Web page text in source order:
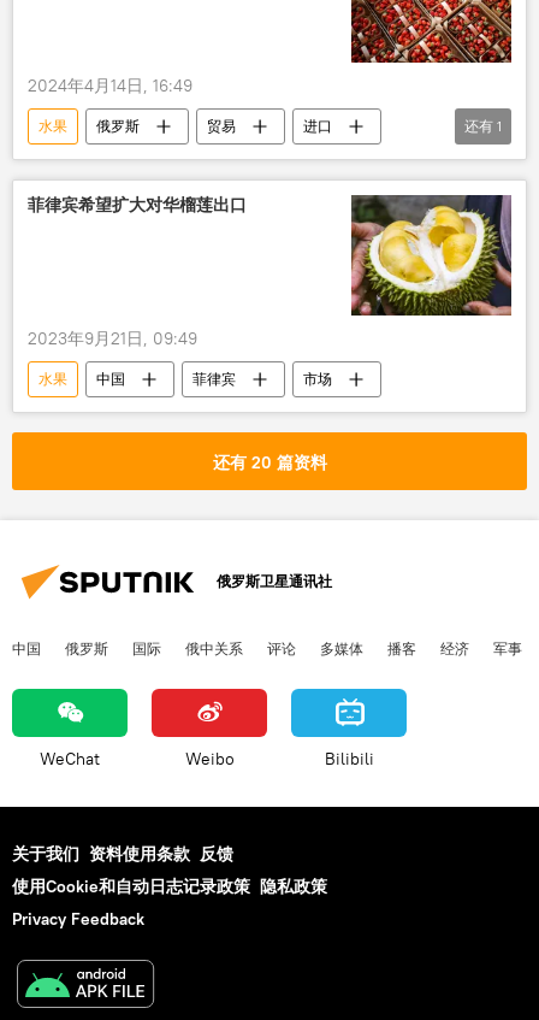
2024年4月14日, 16:49
水果 俄罗斯 贸易
进口
草莓
还有 1
菲律宾希望扩大对华榴莲出口
2023年9月21日, 09:49
水果 中国 菲律宾 市场
还有 20 篇资料
俄罗斯卫星通讯社
中国 俄罗斯 国际 俄中关系 评论 多媒体 播客 经济 军事
WeChat Weibo Bilibili
关于我们 资料使用条款 反馈
使用Cookie和自动日志记录政策 隐私政策
Privacy Feedback